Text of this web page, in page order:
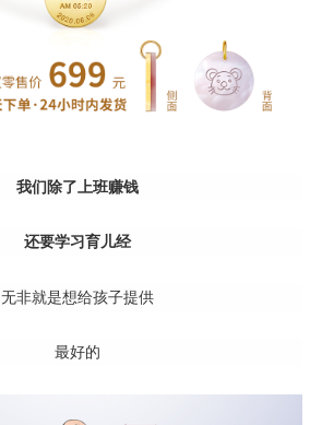
我们除了上班赚钱
还要学习育儿经
无非就是想给孩子提供
最好的